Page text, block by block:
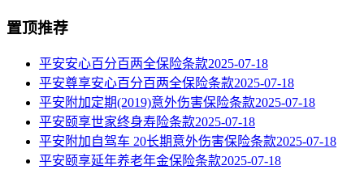
置顶推荐
平安安心百分百两全保险条款2025-07-18
平安尊享安心百分百两全保险条款2025-07-18
平安附加定期(2019)意外伤害保险条款2025-07-18
平安颐享世家终身寿险条款2025-07-18
平安附加自驾车 20长期意外伤害保险条款2025-07-18
平安颐享延年养老年金保险条款2025-07-18